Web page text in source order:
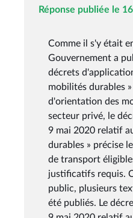
Réponse publiée le
Comme il s'y était
Gouvernement a
décrets
mobilités durables
d'orientation des
secteur privé, le
9 mai 2020 relatif
durables » précise
de transport
justificatifs requis.
public, plusieurs
été publiés. Le